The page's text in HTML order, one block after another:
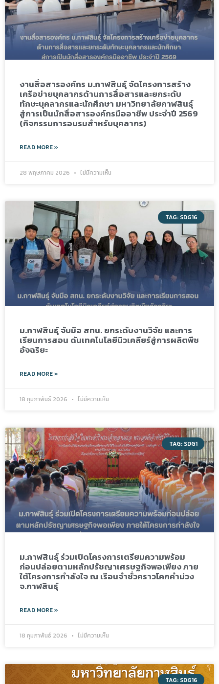
งานสื่อสารองค์กร ม.กาฬสินธุ์ จัดโครงการสร้าง
เครือข่ายบุคลากรด้านการสื่อสารและยกระดับ
ทักษะบุคลากรและนักศึกษา มหาวิทยาลัยกาฬสินธุ์
สู่การเป็นนักสื่อสารองค์กรมืออาชีพ ประจำปี 2569
(กิจกรรมการอบรมสำหรับบุคลากร)
READ MORE »
28 พฤษภาคม 2026 ไม่มีความเห็น
TAG: SDG16
ม.กาฬสินธุ์ จับมือ สทน. ยกระดับงานวิจัย และการ
เรียนการสอน ดันเทคโนโลยีนิวเคลียร์สู่การผลิตพืช
อัจฉริยะ
READ MORE »
18 กุมภาพันธ์ 2026 ไม่มีความเห็น
TAG: SDG1
ม.กาฬสินธุ์ ร่วมเปิดโครงการเตรียมความพร้อม
ก่อนปล่อยตามหลักปรัชญาเศรษฐกิจพอเพียง ภาย
ใต้โครงการกำลังใจ ณ เรือนจำชั่วคราวโคกคำม่วง
จ.กาฬสินธุ์
READ MORE »
18 กุมภาพันธ์ 2026 ไม่มีความเห็น
TAG: SDG16